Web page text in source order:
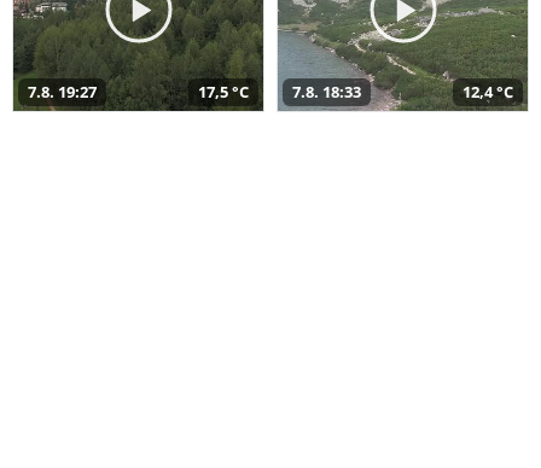
7.8. 19:27 17,5 °C 7.8. 18:33 12,4 °C